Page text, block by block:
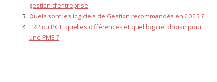
gestion d’entreprise
Quels sont les logiciels de Gestion recommandés en 2023 ?
ERP ou PGI : quelles différences et quel logiciel choisir pour
une PME ?